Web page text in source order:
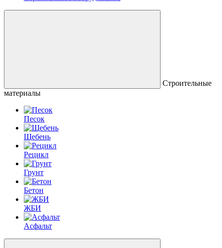
Строительные
материалы
Песок
Щебень
Рецикл
Грунт
Бетон
ЖБИ
Асфальт